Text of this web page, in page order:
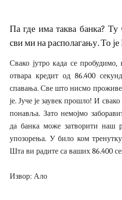
Па где има таква банка?
сви ми на располагању. То
Свако јутро када се
отвара кредит од 86.400
спавања. Све што нисмо
је. Јуче је заувек прошло! И свако
понавља. Зато немојмо
да банка може затворити наш
упозорења. У било ком
Шта ви радите са ваших 86.400
Извор: Ало